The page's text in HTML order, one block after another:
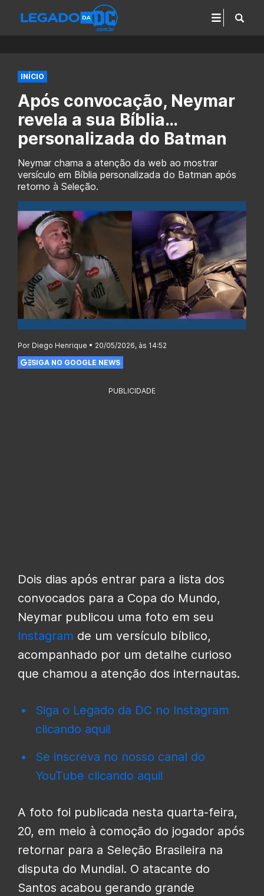
INÍCIO
Após convocação, Neymar
revela a sua Bíblia…
personalizada do Batman
Neymar chama a atenção da web ao mostrar
versículo em Bíblia personalizada do Batman após
retorno à Seleção.
Por Diego Henrique • 20/05/2026, às 14:52
SIGA NO GOOGLE NEWS
PUBLICIDADE
Dois dias após entrar para a lista dos
convocados para a Copa do Mundo,
Neymar publicou uma foto em seu
Instagram de um versículo bíblico,
acompanhado por um detalhe curioso
que chamou a atenção dos internautas.
Siga o Legado da DC no Instagram
clicando aqui!
Se inscreva no nosso canal do
YouTube clicando aqui!
A foto foi publicada nesta quarta-feira,
20, em meio à comoção do jogador após
retornar para a Seleção Brasileira na
disputa do Mundial. O atacante do
Santos acabou gerando grande